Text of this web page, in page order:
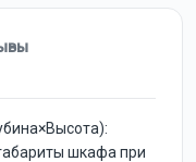
шкафа при